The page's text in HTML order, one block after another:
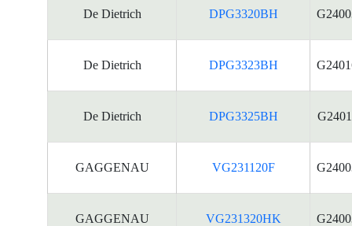
De Dietrich DPG3320BH
De Dietrich DPG3323BH
De Dietrich DPG3325BH
GAGGENAU VG231120F
GAGGENAU VG231320HK